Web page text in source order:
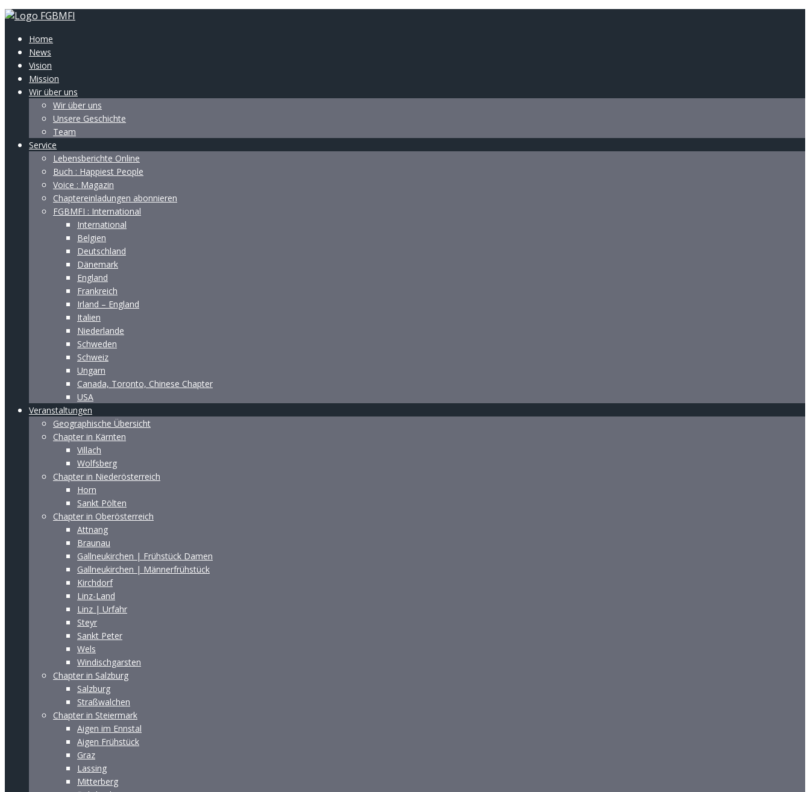
Home
News
Vision
Mission
Wir über uns
Wir über uns
Unsere Geschichte
Team
Service
Lebensberichte Online
Buch : Happiest People
Voice : Magazin
Chaptereinladungen abonnieren
FGBMFI : International
International
Belgien
Deutschland
Dänemark
England
Frankreich
Irland – England
Italien
Niederlande
Schweden
Schweiz
Ungarn
Canada, Toronto, Chinese Chapter
USA
Veranstaltungen
Geographische Übersicht
Chapter in Kärnten
Villach
Wolfsberg
Chapter in Niederösterreich
Horn
Sankt Pölten
Chapter in Oberösterreich
Attnang
Braunau
Gallneukirchen | Frühstück Damen
Gallneukirchen | Männerfrühstück
Kirchdorf
Linz-Land
Linz | Urfahr
Steyr
Sankt Peter
Wels
Windischgarsten
Chapter in Salzburg
Salzburg
Straßwalchen
Chapter in Steiermark
Aigen im Ennstal
Aigen Frühstück
Graz
Lassing
Mitterberg